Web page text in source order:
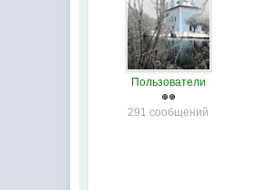
Пользователи
291 сообщений